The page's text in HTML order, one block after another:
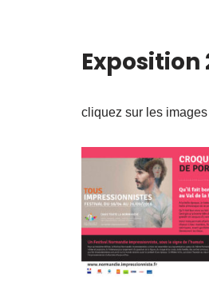
cliquez sur les